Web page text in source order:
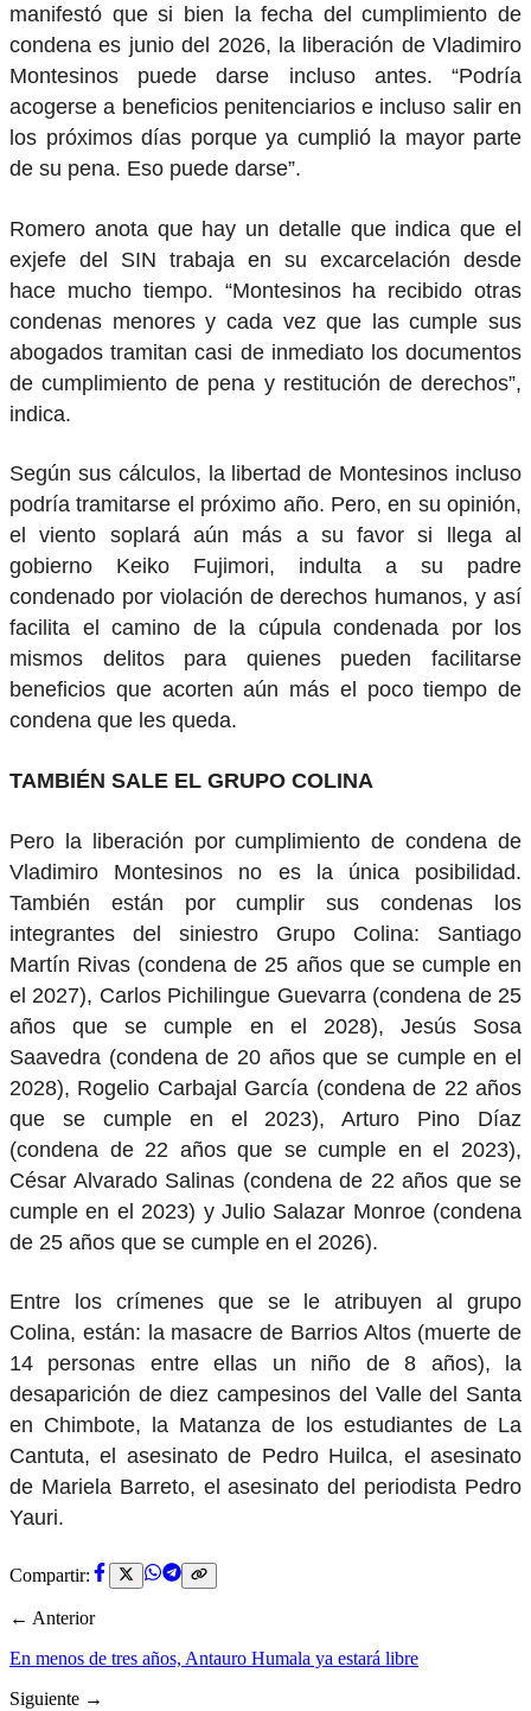
manifestó que si bien la fecha del cumplimiento de
condena es junio del 2026, la liberación de Vladimiro
Montesinos puede darse incluso antes. “Podría
acogerse a beneficios penitenciarios e incluso salir en
los próximos días porque ya cumplió la mayor parte
de su pena. Eso puede darse”.
Romero anota que hay un detalle que indica que el
exjefe del SIN trabaja en su excarcelación desde
hace mucho tiempo. “Montesinos ha recibido otras
condenas menores y cada vez que las cumple sus
abogados tramitan casi de inmediato los documentos
de cumplimiento de pena y restitución de derechos”,
indica.
Según sus cálculos, la libertad de Montesinos incluso
podría tramitarse el próximo año. Pero, en su opinión,
el viento soplará aún más a su favor si llega al
gobierno Keiko Fujimori, indulta a su padre
condenado por violación de derechos humanos, y así
facilita el camino de la cúpula condenada por los
mismos delitos para quienes pueden facilitarse
beneficios que acorten aún más el poco tiempo de
condena que les queda.
TAMBIÉN SALE EL GRUPO COLINA
Pero la liberación por cumplimiento de condena de
Vladimiro Montesinos no es la única posibilidad.
También están por cumplir sus condenas los
integrantes del siniestro Grupo Colina: Santiago
Martín Rivas (condena de 25 años que se cumple en
el 2027), Carlos Pichilingue Guevarra (condena de 25
años que se cumple en el 2028), Jesús Sosa
Saavedra (condena de 20 años que se cumple en el
2028), Rogelio Carbajal García (condena de 22 años
que se cumple en el 2023), Arturo Pino Díaz
(condena de 22 años que se cumple en el 2023),
César Alvarado Salinas (condena de 22 años que se
cumple en el 2023) y Julio Salazar Monroe (condena
de 25 años que se cumple en el 2026).
Entre los crímenes que se le atribuyen al grupo
Colina, están: la masacre de Barrios Altos (muerte de
14 personas entre ellas un niño de 8 años), la
desaparición de diez campesinos del Valle del Santa
en Chimbote, la Matanza de los estudiantes de La
Cantuta, el asesinato de Pedro Huilca, el asesinato
de Mariela Barreto, el asesinato del periodista Pedro
Yauri.
Compartir:
← Anterior
En menos de tres años, Antauro Humala ya estará libre
Siguiente →